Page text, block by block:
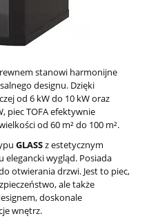
stanowi harmonijne
designu. Dzięki
od 6 kW do 10 kW oraz
piec TOFA efektywnie
od 60 m² do 100 m².
GLASSz estetycznym
wygląd. Posiada
otwierania drzwi. Jest to piec,
ale także
doskonale
wnętrz.